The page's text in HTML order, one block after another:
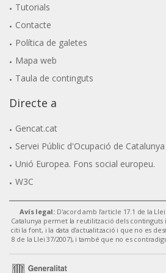
Tutorials
Contacte
Política de galetes
Mapa web
Taula de continguts
Directe a
Gencat.cat
Servei Públic d'Ocupació de Catalunya
Unió Europea. Fons social europeu.
W3C
Avís legal: D'acord amb l'article 17.1 de la
Catalunya permet la reutilització dels continguts
citi la font, i la data d'actualització i que no es
8 de la Llei 37/2007), i també que no es